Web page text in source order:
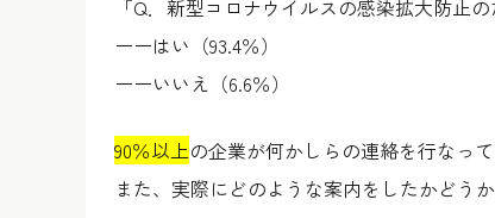
「Q．新型コロナウイルスの感染拡大防止
ーーはい（93.4％）
ーーいいえ（6.6％）
90％以上の企業が何かしらの連絡を行なって
また、実際にどのような案内をしたかどう